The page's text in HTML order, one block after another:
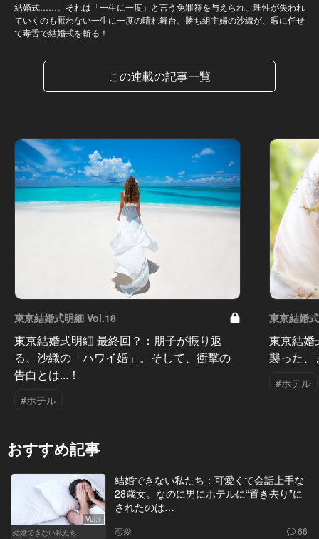
結婚式……。それは「一生に一度」と言う免罪符を与えられ、理性が失われ
ていくのも厭わない一生に一度の晴れ舞台。勝ち組主婦の沙織が、暇に任せ
て毒舌で結婚式を斬る！
この連載の記事一覧
東京結婚式明細 Vol.18
東京結婚式明細 最終回？：朋子が振り返
る、沙織の「ハワイ婚」。そして、衝撃の
告白とは...！
#ホテル
東京結婚
東京結婚
襲った、
#ホテル
おすすめ記事
Vol.1
結婚できない私たち
結婚できない私たち：可愛くて会話上手な
28歳女。なのに男にホテルに“置き去り”に
されたのは…
恋愛 66